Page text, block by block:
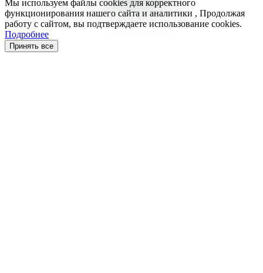
Мы используем файлы cookies для корректного
функционирования нашего сайта и аналитики , Продолжая
работу с сайтом, вы подтверждаете использование cookies.
Подробнее
Принять все